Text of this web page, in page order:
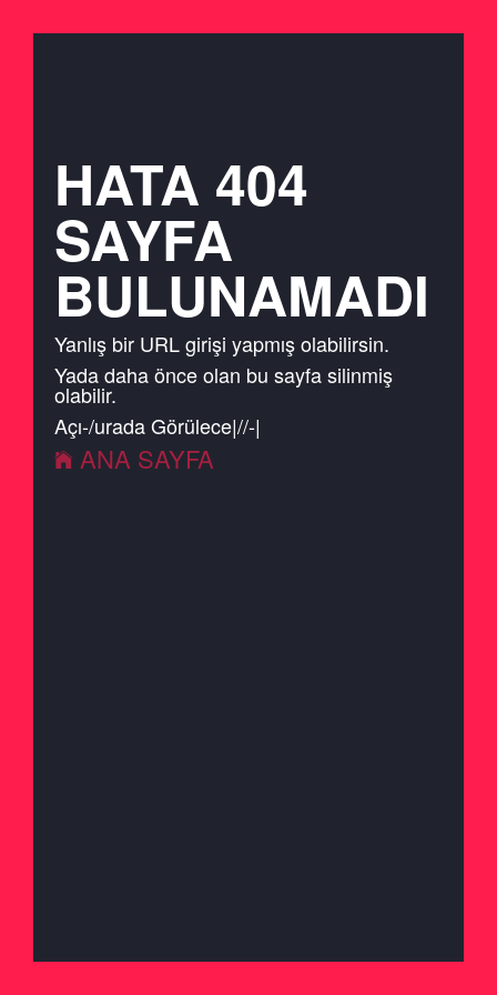
HATA 404
SAYFA
BULUNAMADI
Yanlış bir URL girişi yapmış olabilirsin.
Yada daha önce olan bu sayfa silinmiş
olabilir.
Açı-/urada Görülecek|/
ANA SAYFA